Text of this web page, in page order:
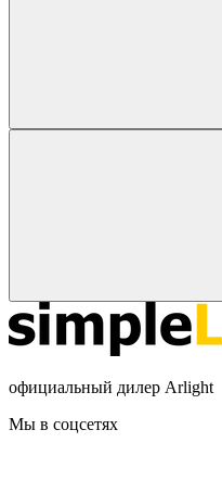
официальный дилер Arlight
Мы в соцсетях